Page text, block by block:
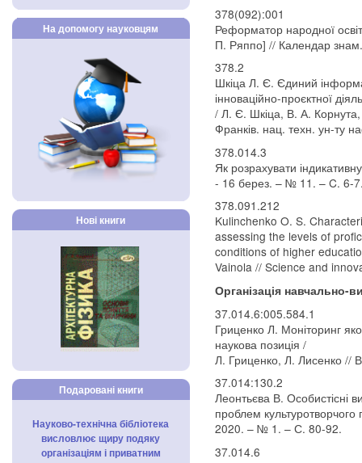
На допомогу науковцям
Нові книги
Подаровані книги
Науково-технічна бібліотека
висловлює щиру подяку
організаціям і приватним
378(092):001
Реформатор народної
П. Ряппо] // Календар
378.2
Шкіца Л. Є. Єдиний
інноваційно-проєктної
/ Л. Є. Шкіца, В. А.
Франків. нац. техн. ун-ту
378.014.3
Як розрахувати
- 16 берез. – № 11. – C. 6-
378.091.212
Kulinchenko O. S.
assessing the levels of
conditions of higher
Vainola // Science and
Організація навчально-
37.014.6:005.584.1
Гриценко Л. Моніторинг
наукова позиція /
Л. Гриценко, Л. Лисенко
37.014:130.2
Леонтьєва В. Особистісні
проблем
2020. – № 1. – С. 80-92.
37.014.6